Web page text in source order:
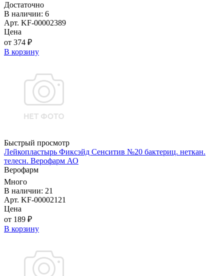
Достаточно
В наличии: 6
Арт. KF-00002389
Цена
от 374 ₽
В корзину
Быстрый просмотр
Лейкопластырь Фиксэйд Сенситив №20 бактериц. неткан.
телесн. Верофарм АО
Верофарм
Много
В наличии: 21
Арт. KF-00002121
Цена
от 189 ₽
В корзину